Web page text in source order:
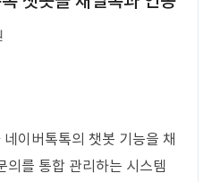
이버톡톡의 챗봇 기능을 채
의를 통합 관리하는 시스템